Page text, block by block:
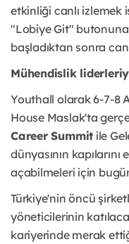
etkinliği canlı izlemek
"Lobiye Git"
başladıktan sonra
Mühendislik
Youthall olarak 6-7-8
House Maslak'ta
Career Summit ile
dünyasının
açabilmeleri için
Türkiye'nin öncü
yöneticilerinin
kariyerinde merak